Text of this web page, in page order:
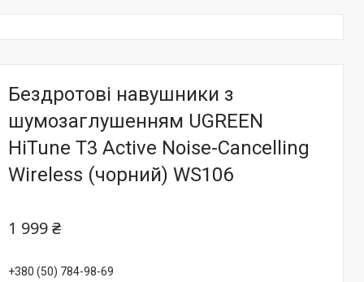
Бездротові навушники з
шумозаглушенням UGREEN
HiTune T3 Active Noise-Cancelling
Wireless (чорний) WS106
1 999 ₴
+380 (50) 784-98-69